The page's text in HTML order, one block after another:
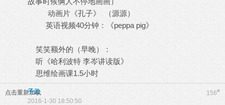
动画片《孔子》 （源源）
英语视频40分钟：《peppa pig》
笑笑额外的（早晚）：
听《哈利波特 李岑讲读版》
思维绘画课1.5小时
点击重新加载 156#
子云
2016-1-30 18:50:50